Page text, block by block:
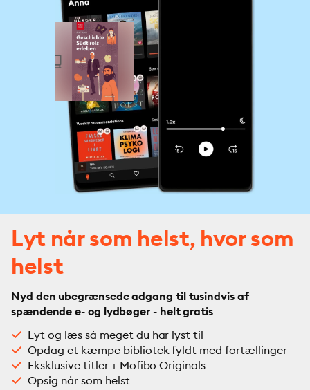
Lyt når som helst, hvor som
helst
Nyd den ubegrænsede adgang til tusindvis af
spændende e- og lydbøger - helt gratis
Lyt og læs så meget du har lyst til
Opdag et kæmpe bibliotek fyldt med fortællinger
Eksklusive titler + Mofibo Originals
Opsig når som helst